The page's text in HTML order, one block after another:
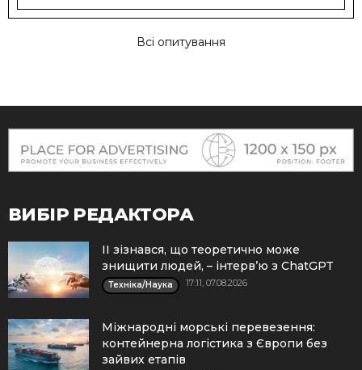
Всі опитування
ВИБІР РЕДАКТОРА
ІІ зізнався, що теоретично може
знищити людей, – інтерв’ю з ChatGPT
Техніка/Наука 17:11, 07.08.2026
Міжнародні морські перевезення:
контейнерна логістика з Європи без
зайвих етапів